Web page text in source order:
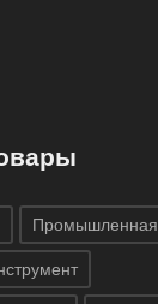
Промышленная